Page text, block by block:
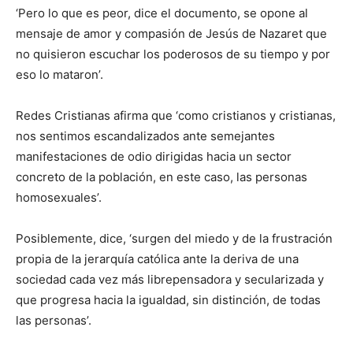
‘Pero lo que es peor, dice el documento, se opone al
mensaje de amor y compasión de Jesús de Nazaret que
no quisieron escuchar los poderosos de su tiempo y por
eso lo mataron’.
Redes Cristianas afirma que ‘como cristianos y cristianas,
nos sentimos escandalizados ante semejantes
manifestaciones de odio dirigidas hacia un sector
concreto de la población, en este caso, las personas
homosexuales’.
Posiblemente, dice, ‘surgen del miedo y de la frustración
propia de la jerarquía católica ante la deriva de una
sociedad cada vez más librepensadora y secularizada y
que progresa hacia la igualdad, sin distinción, de todas
las personas’.